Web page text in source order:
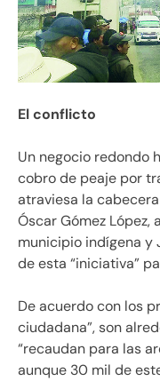
El conflicto
Un negocio redondo
cobro de peaje por
atraviesa la
Óscar Gómez
municipio indígena y
de esta “iniciativa”
De acuerdo con los
ciudadana”, son
“recaudan para las
aunque 30 mil de